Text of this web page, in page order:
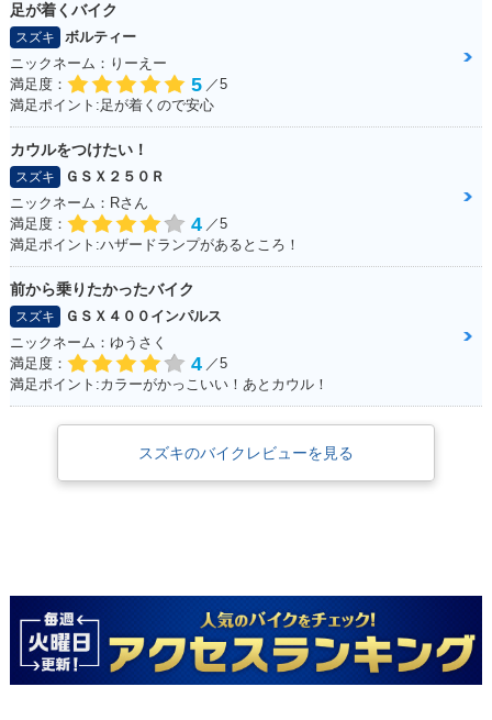
足が着くバイク
スズキ
ボルティー
ニックネーム：りーえー
満足度：
5 ／5
満足ポイント:足が着くので安心
カウルをつけたい！
スズキ
ＧＳＸ２５０Ｒ
ニックネーム：Rさん
満足度：
4 ／5
満足ポイント:ハザードランプがあるところ！
前から乗りたかったバイク
スズキ
ＧＳＸ４００インパルス
ニックネーム：ゆうさく
満足度：
4 ／5
満足ポイント:カラーがかっこいい！あとカウル！
スズキのバイクレビューを見る